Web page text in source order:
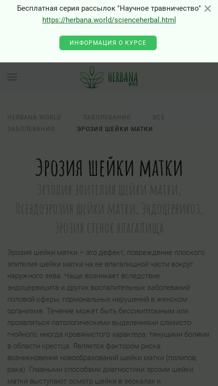
×
Бесплатная серия рассылок "Научное травничество"
https://herbana.world/scienceherbal.html
ИНФОРМАЦИЯ О КУРСЕ
HERBANA.WORLD ЗАБОЛЕВАНИЯ
ВСЕ
ЗАБОЛЕВАНИЯ
ЭРОЗИЯ ШЕЙКИ МАТКИ
Эрозия шейки матки
Эктопия эпителия шейки матки,
Псевдоэрозия шейки матки, Эндоцервикоз,
Эрозия стенок влагалища
Эрозия шейки матки – это дефект, повреждение плоского
эпителия шейки матки на ее влагалищной части вокруг
наружного зева. Чаще возникает вследствие
эндоцервицита и других воспалительных заболеваний
половой сферы, гормональных нарушений в женском
организме. Течение может быть бессимптомным или
проявляться патологическими выделениями слизисто-
гнойного, иногда кровянистого характера, тянущими болями
в области крестца. Является фактором риска
возникновения новообразований шейки матки (полипов,
рака). Главными способами диагностики эрозии шейки
матки выступают осмотр шейки в зеркалах и
×